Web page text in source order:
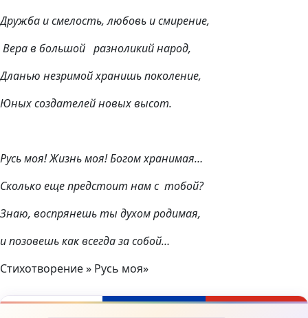
Дружба и смелость, любовь и смирение,
Вера в большой разноликий народ,
Дланью незримой хранишь поколение,
Юных создателей новых высот.
Русь моя! Жизнь моя! Богом хранимая…
Сколько еще предстоит нам с тобой?
Знаю, воспрянешь ты духом родимая,
и позовешь как всегда за собой…
Стихотворение » Русь моя»